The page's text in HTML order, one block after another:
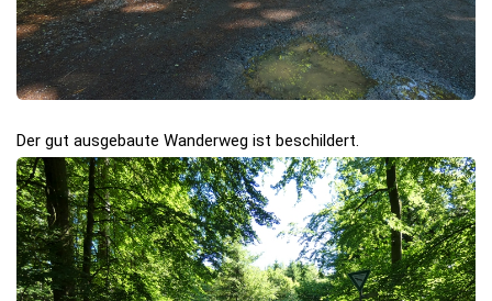
Der gut ausgebaute Wanderweg ist beschildert.